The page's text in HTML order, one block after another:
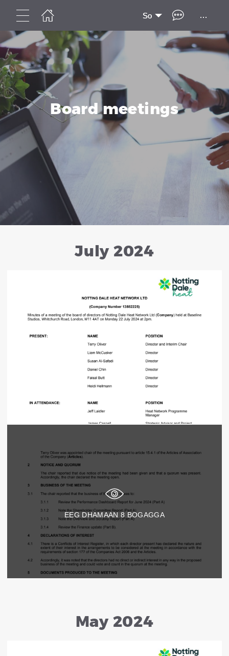
So ...
Board meetings
July 2024
EEG DHAMAAN 8 BOGAGGA
May 2024